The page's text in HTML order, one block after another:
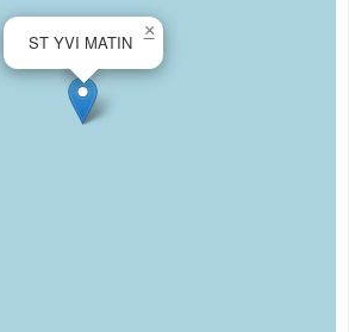
ST YVI MATIN
×